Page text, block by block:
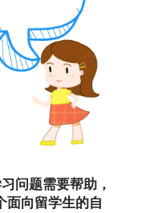
问题需要帮助，
面向留学生的自